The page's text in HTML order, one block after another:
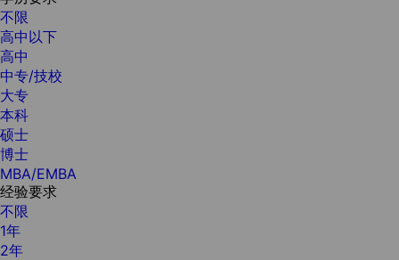
不限
高中以下
高中
中专/技校
大专
本科
硕士
博士
MBA/EMBA
经验要求
不限
1年
2年